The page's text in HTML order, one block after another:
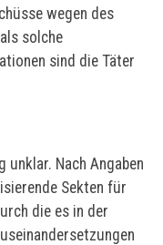
wegen des
solche
sind die Täter
unklar. Nach Angaben
Sekten für
die es in der